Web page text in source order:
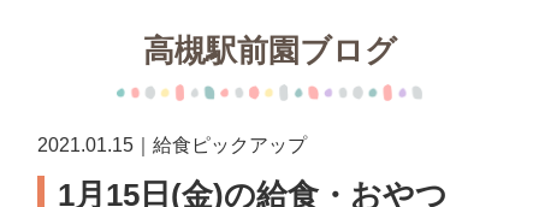
高槻駅前園ブログ
2021.01.15｜給食ピックアップ
1月15日(金)の給食・おやつ